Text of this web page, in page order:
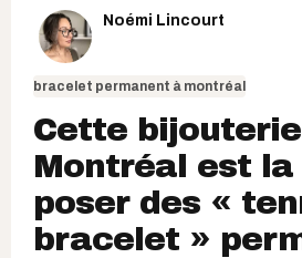
Noémi Lincourt
bracelet permanent à montréal
Cette
Montréal est la
poser des «
bracelet »